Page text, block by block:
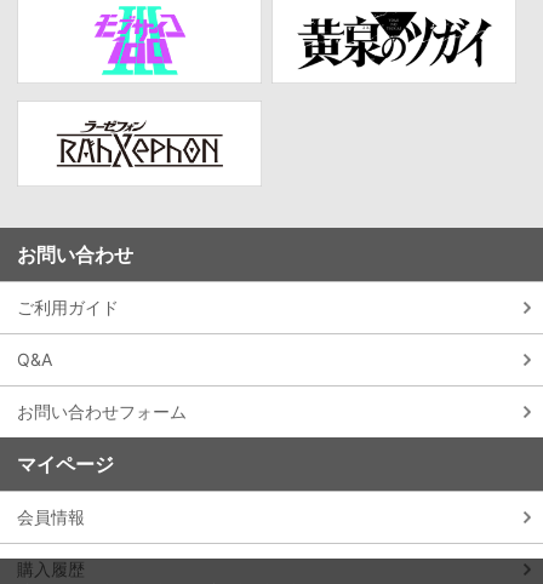
お問い合わせ
ご利用ガイド
Q&A
お問い合わせフォーム
マイページ
会員情報
購入履歴